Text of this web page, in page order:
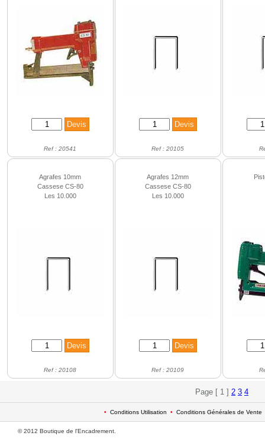
Ref : 20541 Ref : 20105
Agrafes 10mm
Cassese CS-80
Les 10.000
Ref : 20108
Agrafes 12mm
Cassese CS-80
Les 10.000
Ref : 20109
Page [ 1 ] 2 3 4
• Conditions Utilisation • Conditions Générales de Vente
© 2012 Boutique de l'Encadrement.